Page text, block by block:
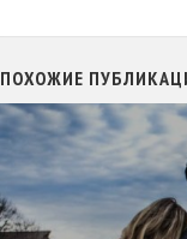
ПОХОЖИЕ